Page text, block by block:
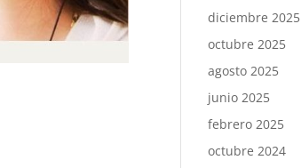
diciembre 2025
octubre 2025
agosto 2025
junio 2025
febrero 2025
octubre 2024